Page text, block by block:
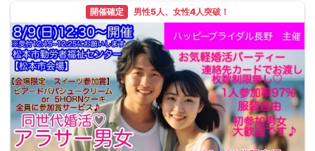
開催確定 男性5人、女性4人突破！